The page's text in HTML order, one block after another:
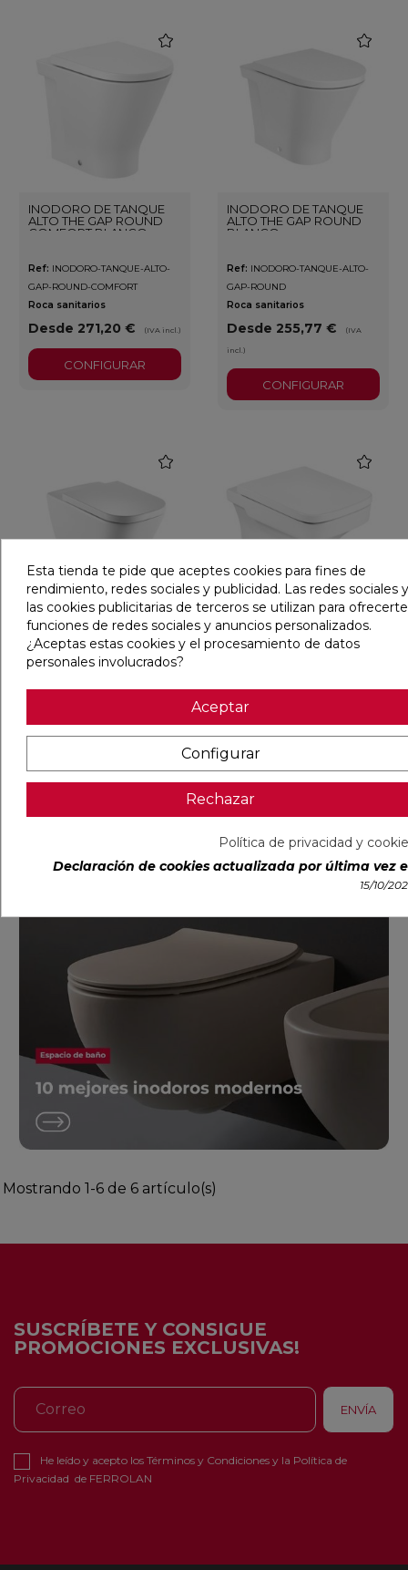
INODORO DE TANQUE
ALTO THE GAP ROUND
COMFORT BLANCO
Ref: INODORO-TANQUE-ALTO-
GAP-ROUND-COMFORT
Roca sanitarios
Desde 271,20 € (IVA incl.)
CONFIGURAR
INODORO DE TANQUE
ALTO THE GAP ROUND
BLANCO
Ref: INODORO-TANQUE-ALTO-
GAP-ROUND
Roca sanitarios
Desde 255,77 € (IVA
incl.)
CONFIGURAR
INODORO DE TANQUE
ALTO THE GAP SQUARE
BLANCO
Ref: INODORO-TANQUE-ALTO-
Roca sanitarios
incl.)
INODORO DE TANQUE
ALTO DAMA-N BLANCO
Ref: INODORO-TANQUE-ALTO-
DAMA-N
Roca sanitarios
Desde 302,67 €
incl.)
Mostrando 1-6 de 6 artículo(s)
SUSCRÍBETE Y CONSIGUE
PROMOCIONES EXCLUSIVAS!
He leído y acepto los Términos y Condiciones y la Política de
Privacidad de FERROLAN
Esta tienda te pide que aceptes cookies para fines de
rendimiento, redes sociales y publicidad. Las redes sociales y
las cookies publicitarias de terceros se utilizan para ofrecerte
funciones de redes sociales y anuncios personalizados.
¿Aceptas estas cookies y el procesamiento de datos
personales involucrados?
Aceptar
Configurar
Rechazar
Política de privacidad y
Declaración de cookies actualizada por última vez
15/10/